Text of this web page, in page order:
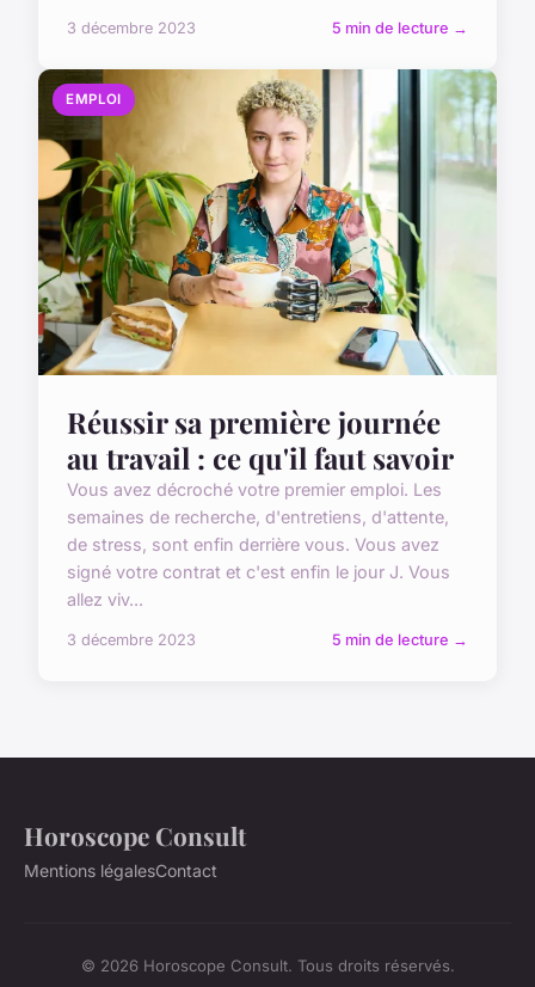
3 décembre 2023 5 min de lecture →
EMPLOI
Réussir sa première journée
au travail : ce qu'il faut savoir
Vous avez décroché votre premier emploi. Les
semaines de recherche, d'entretiens, d'attente,
de stress, sont enfin derrière vous. Vous avez
signé votre contrat et c'est enfin le jour J. Vous
allez viv...
3 décembre 2023 5 min de lecture →
Horoscope Consult
Mentions légalesContact
© 2026 Horoscope Consult. Tous droits réservés.